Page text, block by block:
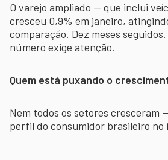
O varejo ampliado — que inclui
cresceu 0,9% em janeiro,
comparação. Dez meses
número exige atenção.
Quem está puxando o
Nem todos os setores cresceram
perfil do consumidor brasileiro no